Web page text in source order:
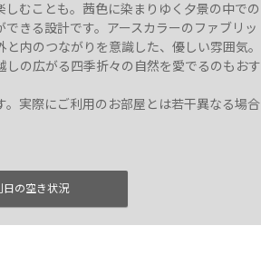
むことも。茜色に染まりゆく夕景の中での
きる設計です。アースカラーのファブリッ
内のつながりを意識した、優しい雰囲気。
の広がる四季折々の自然を愛でるのもおす
実際にご利用のお部屋とは若干異なる場合
日の空き状況